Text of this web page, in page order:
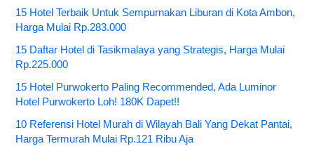
15 Hotel Terbaik Untuk Sempurnakan Liburan di Kota Ambon,
Harga Mulai Rp.283.000
15 Daftar Hotel di Tasikmalaya yang Strategis, Harga Mulai
Rp.225.000
15 Hotel Purwokerto Paling Recommended, Ada Luminor
Hotel Purwokerto Loh! 180K Dapet!!
10 Referensi Hotel Murah di Wilayah Bali Yang Dekat Pantai,
Harga Termurah Mulai Rp.121 Ribu Aja